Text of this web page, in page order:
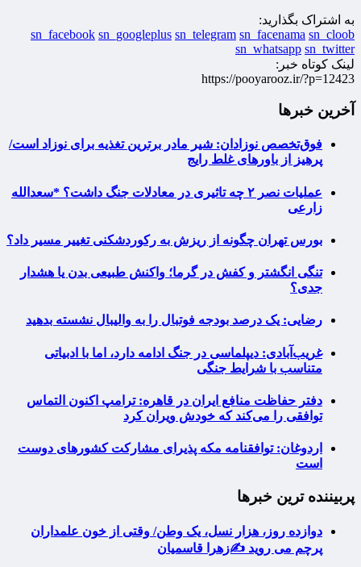
به اشتراک بگذارید:
sn_facebook sn_googleplus sn_telegram sn_facenama sn_cloob
sn_whatsapp sn_twitter
لینک کوتاه خبر:
https://pooyarooz.ir/?p=12423
آخرین خبرها
فوق‌تخصص نوزادان: شیر مادر برترین تغذیه برای نوزاد است/
پرهیز از باورهای غلط رایج
عملیات نصر ۲ چه تاثیری در معادلات جنگ داشت؟ *سعدالله
زارعی
بورس تهران چگونه از ریزش به رکوردشکنی تغییر مسیر داد؟
تنگی انگشتر و کفش در گرما؛ واکنش طبیعی بدن یا هشدار
جدی؟
رضایی: یک درصد بودجه فوتبال را به والیبال نشسته بدهید
غریب‌آبادی: دیپلماسی در جنگ ادامه دارد، اما با ادبیاتی
متناسب با شرایط جنگی
دفتر حفاظت منافع ایران در قاهره: ترامپ اکنون التماس
توافقی را می‌کند که خودش ویران کرد
اردوغان: توافقنامه مکه پذیرای مشارکت کشورهای دوست
است
پربیننده ترین خبرها
دوازده روز، هزار نسل، یک وطن/ وقتی از خون علمداران
پرچم می روید ✍️زهرا قاسمیان